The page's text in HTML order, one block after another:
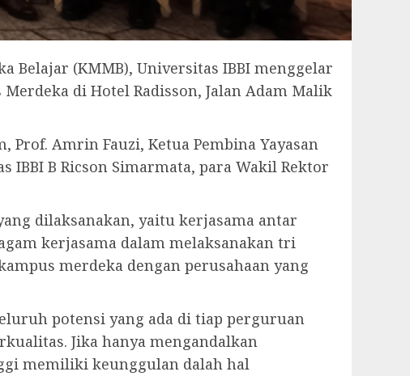
Belajar (KMMB), Universitas IBBI menggelar
di Hotel Radisson, Jalan Adam Malik
Amrin Fauzi, Ketua Pembina Yayasan
IBBI B Ricson Simarmata, para Wakil Rektor
dilaksanakan, yaitu kerjasama antar
kerjasama dalam melaksanakan tri
merdeka dengan perusahaan yang
potensi yang ada di tiap perguruan
Jika hanya mengandalkan
memiliki keunggulan dalah hal